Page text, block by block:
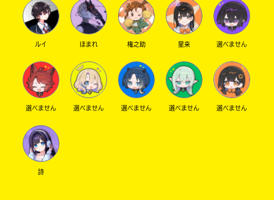
ルイ ほまれ 権之助 星来 選べません
選べません 選べません 選べません 選べません 選べません
詩